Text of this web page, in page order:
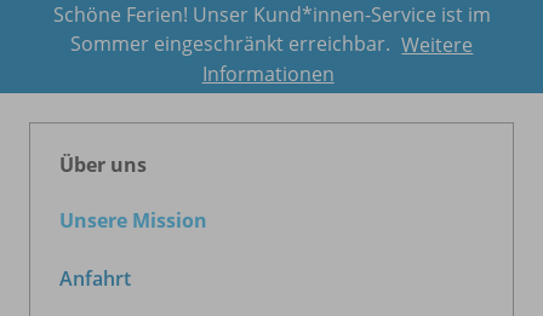
Schöne Ferien! Unser Kund*innen-Service ist im
Sommer eingeschränkt erreichbar. Weitere
Informationen
Über uns
Unsere Mission
Anfahrt